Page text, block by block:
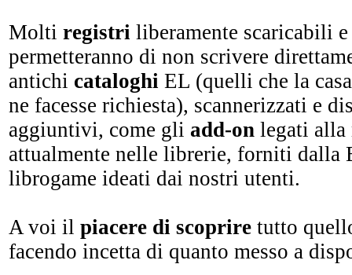
Molti registri liberamente scaricabili
permetteranno di non scrivere
antichi cataloghi EL (quelli che la
ne facesse richiesta), scannerizzati e
aggiuntivi, come gli add-on legati alla
attualmente nelle librerie, forniti dalla
librogame ideati dai nostri utenti.
A voi il piacere di scoprire tutto
facendo incetta di quanto messo a